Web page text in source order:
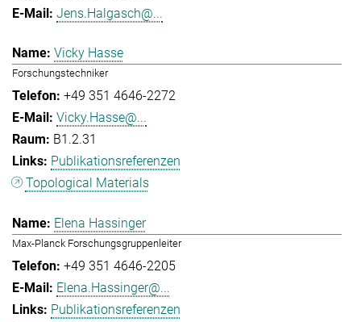
Jens.Halgasch@...
Vicky Hasse
Forschungstechniker
+49 351 4646-2272
Vicky.Hasse@...
B1.2.31
Publikationsreferenzen
Topological Materials
Elena Hassinger
Max-Planck Forschungsgruppenleiter
+49 351 4646-2205
Elena.Hassinger@...
Publikationsreferenzen